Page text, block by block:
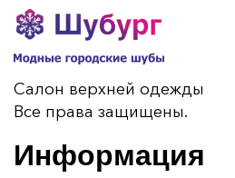
Салон верхней одежды
Все права защищены.
Информация